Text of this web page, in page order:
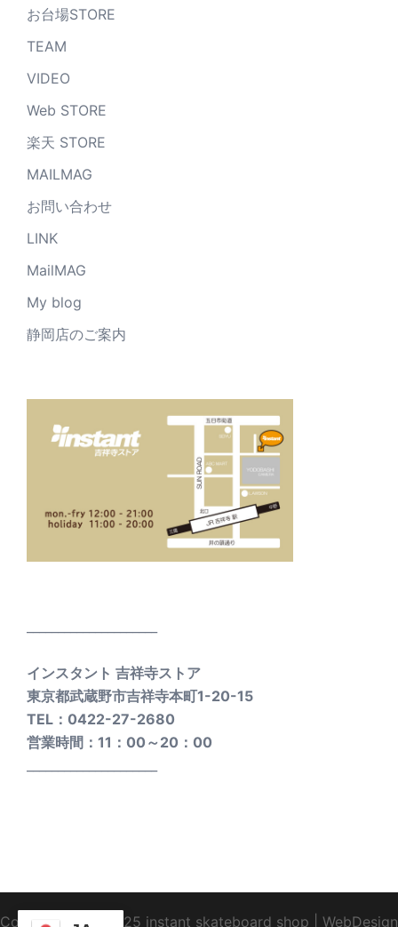
お台場STORE
TEAM
VIDEO
Web STORE
楽天 STORE
MAILMAG
お問い合わせ
LINK
MailMAG
My blog
静岡店のご案内
インスタント 吉祥寺ストア
東京都武蔵野市吉祥寺本町1-20-15
TEL：0422-27-2680
営業時間：11：00～20：00
Copyright1995-2025 instant skateboard shop WebDesign